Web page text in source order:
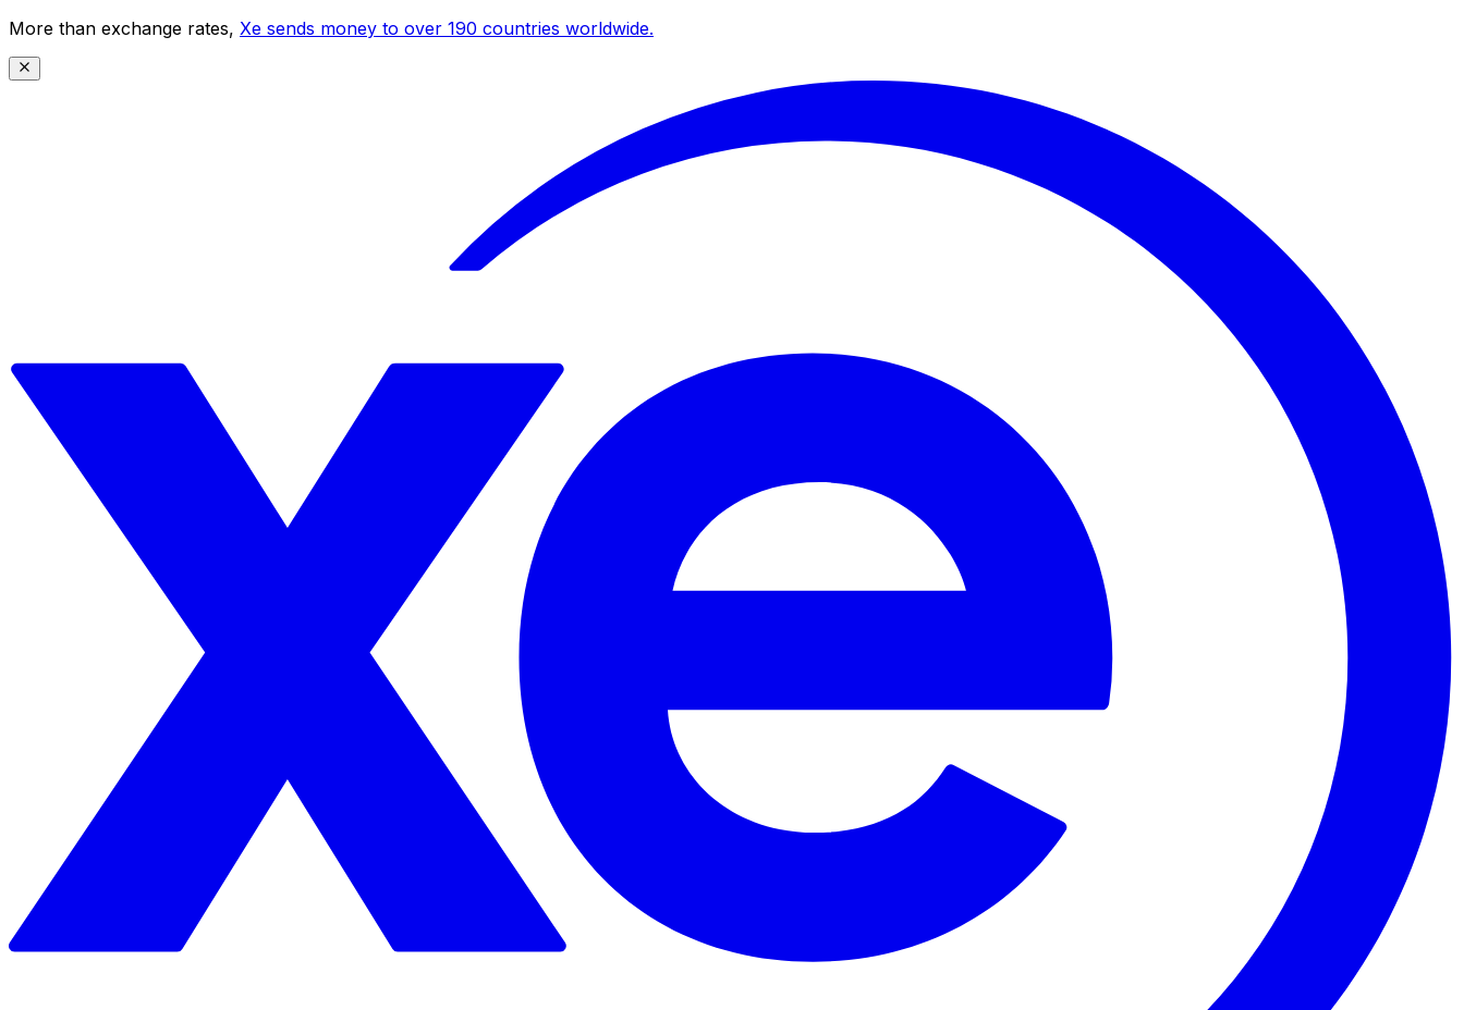
More than exchange rates, Xe sends money to over 190 countries worldwide.